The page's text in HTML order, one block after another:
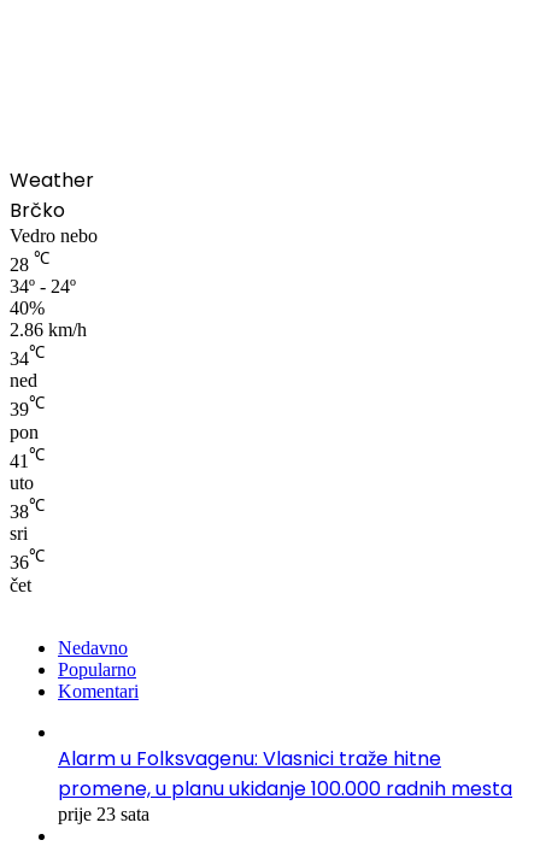
Weather
Brčko
Vedro nebo
28 ℃
34º - 24º
40%
2.86 km/h
34℃
ned
39℃
pon
41 ℃
uto
38℃
sri
36℃
čet
Nedavno
Popularno
Komentari
Alarm u Folksvagenu: Vlasnici traže hitne
promene, u planu ukidanje 100.000 radnih mesta
prije 23 sata